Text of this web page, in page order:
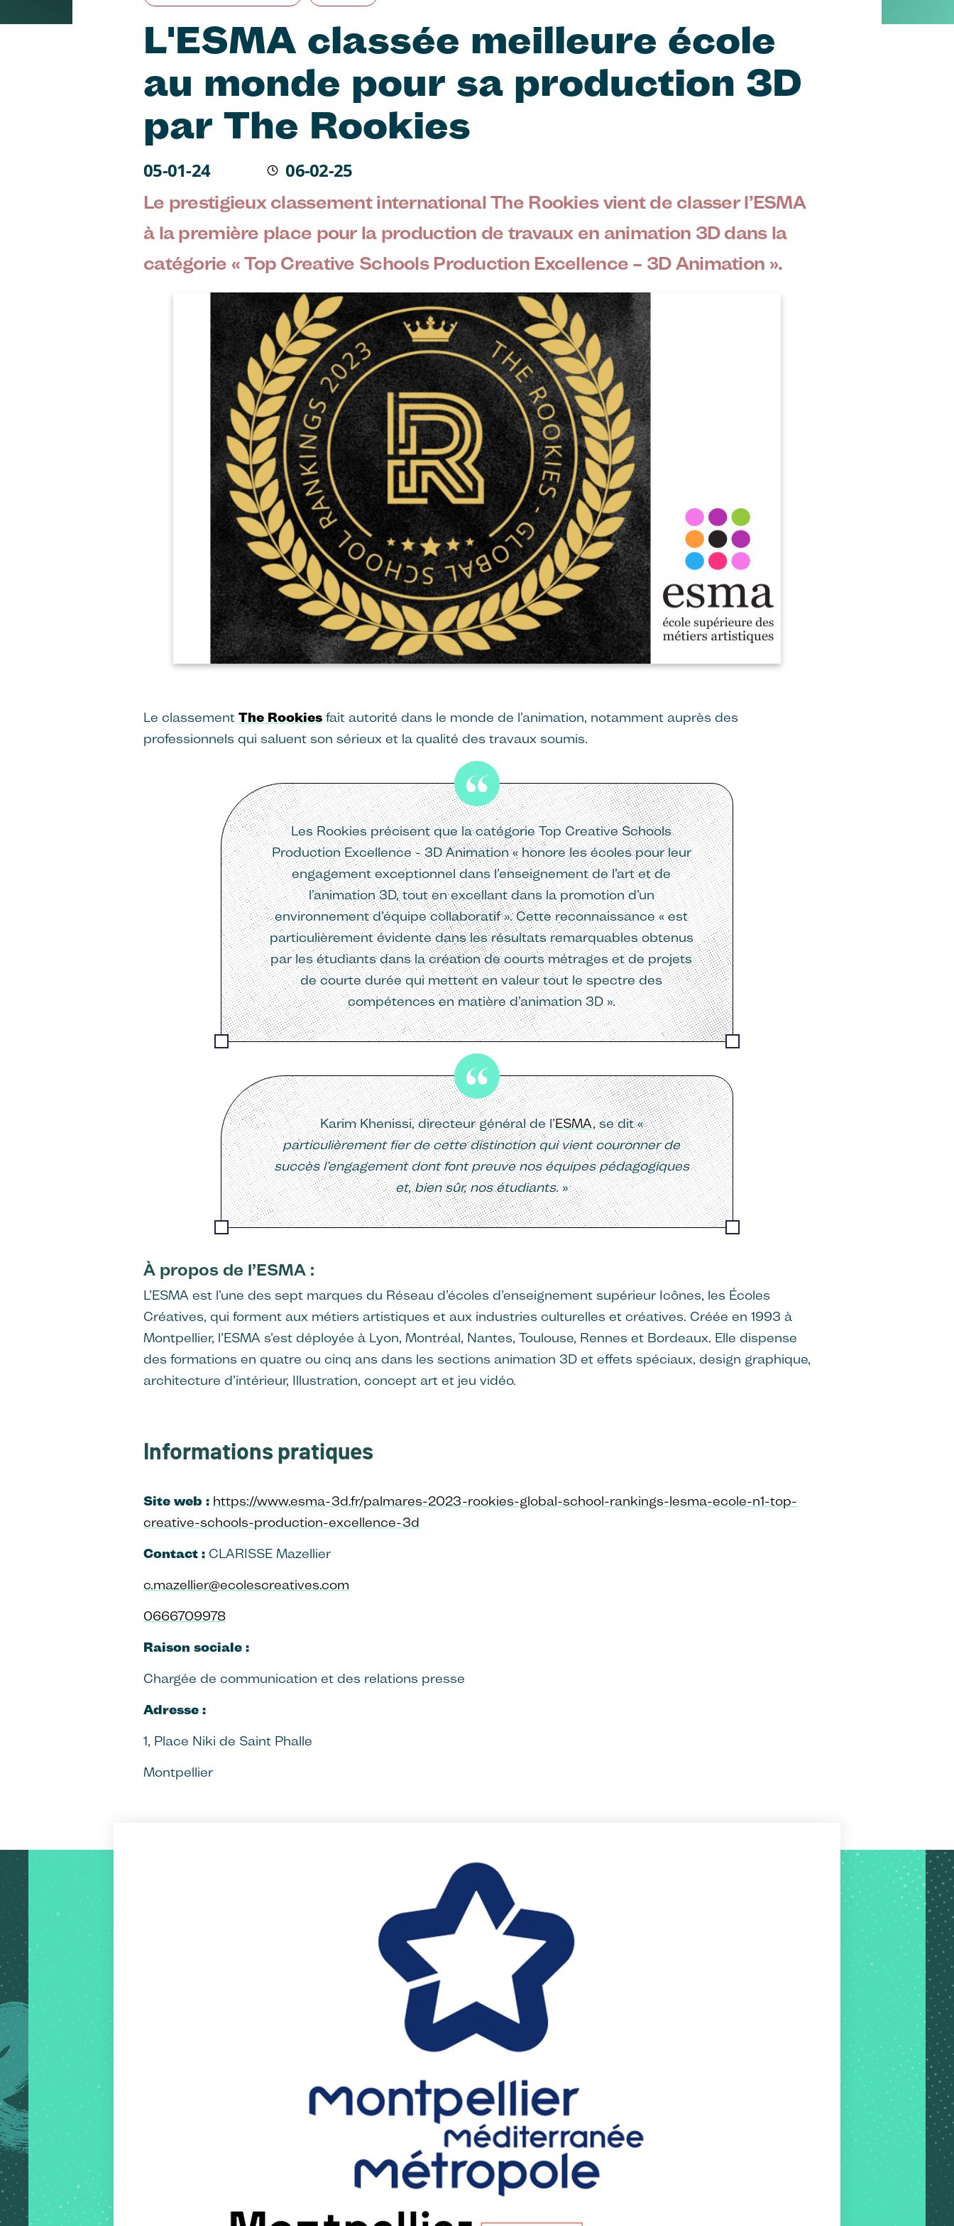
L'ESMA classée meilleure école
au monde pour sa production 3D
par The Rookies
Écrit le
05-01-24 Modifié
06-02-25
Le prestigieux classement international The Rookies vient de classer l’ESMA
à la première place pour la production de travaux en animation 3D dans la
catégorie « Top Creative Schools Production Excellence – 3D Animation ».
Image
Le classement The Rookies fait autorité dans le monde de l’animation, notamment auprès des
professionnels qui saluent son sérieux et la qualité des travaux soumis.
Les Rookies précisent que la catégorie Top Creative Schools
Production Excellence - 3D Animation « honore les écoles pour leur
engagement exceptionnel dans l’enseignement de l’art et de
l’animation 3D, tout en excellant dans la promotion d’un
environnement d’équipe collaboratif ». Cette reconnaissance « est
particulièrement évidente dans les résultats remarquables obtenus
par les étudiants dans la création de courts métrages et de projets
de courte durée qui mettent en valeur tout le spectre des
compétences en matière d’animation 3D ».
Karim Khenissi, directeur général de l’ESMA, se dit «
particulièrement fier de cette distinction qui vient couronner de
succès l’engagement dont font preuve nos équipes pédagogiques
et, bien sûr, nos étudiants.»
À propos de l’ESMA :
L’ESMA est l’une des sept marques du Réseau d’écoles d’enseignement supérieur Icônes, les Écoles
Créatives, qui forment aux métiers artistiques et aux industries culturelles et créatives. Créée en 1993 à
Montpellier, l’ESMA s’est déployée à Lyon, Montréal, Nantes, Toulouse, Rennes et Bordeaux. Elle dispense
des formations en quatre ou cinq ans dans les sections animation 3D et effets spéciaux, design graphique,
architecture d’intérieur, Illustration, concept art et jeu vidéo.
Informations pratiques
Site web : https://www.esma-3d.fr/palmares-2023-rookies-global-school-rankings-lesma-ecole-n1-top-
creative-schools-production-excellence-3d
Contact : CLARISSE Mazellier
c.mazellier@ecolescreatives.com
0666709978
Raison sociale :
Chargée de communication et des relations presse
Adresse :
1, Place Niki de Saint Phalle
Montpellier